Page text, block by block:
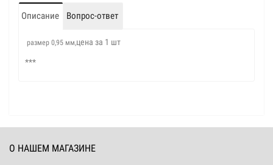
Описание Вопрос-ответ
размер 0,95 мм,цена за 1 шт
***
О НАШЕМ МАГАЗИНЕ